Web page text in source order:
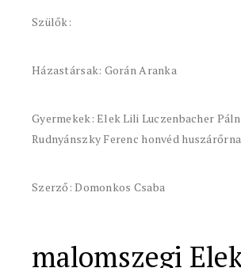
Szülők:
Házastársak: Gorán Aranka
Gyermekek: Elek Lili Luczenbacher
Rudnyánszky Ferenc honvéd
Szerző: Domonkos Csaba
malomszegi